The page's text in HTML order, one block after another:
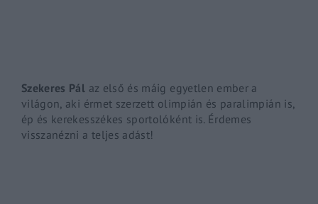
Szekeres Pál az első és máig egyetlen ember a
világon, aki érmet szerzett olimpián és paralimpián is,
ép és kerekesszékes sportolóként is. Érdemes
visszanézni a teljes adást!